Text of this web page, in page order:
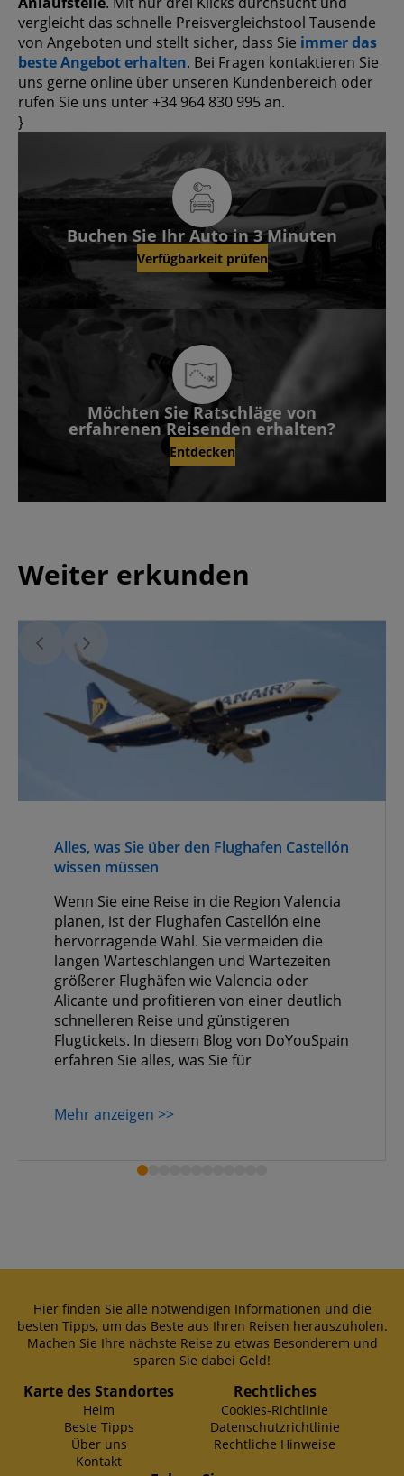
vergleicht das schnelle Preisvergleichstool Tausende
von Angeboten und stellt sicher, dass Sie immer das
beste Angebot erhalten. Bei Fragen kontaktieren Sie
uns gerne online über unseren Kundenbereich oder
rufen Sie uns unter +34 964 830 995 an.
}
Buchen Sie Ihr Auto in 3 Minuten
Verfügbarkeit prüfen
Möchten Sie Ratschläge von
erfahrenen Reisenden erhalten?
Entdecken
Weiter erkunden
Alles, was Sie über den Flughafen Castellón
wissen müssen
Wenn Sie eine Reise in die Region Valencia
planen, ist der Flughafen Castellón eine
hervorragende Wahl. Sie vermeiden die
langen Warteschlangen und Wartezeiten
größerer Flughäfen wie Valencia oder
Alicante und profitieren von einer deutlich
schnelleren Reise und günstigeren
Flugtickets. In diesem Blog von DoYouSpain
erfahren Sie alles, was Sie für
Mehr anzeigen >>
Hier finden Sie alle notwendigen Informationen und die
besten Tipps, um das Beste aus Ihren Reisen herauszuholen.
Machen Sie Ihre nächste Reise zu etwas Besonderem und
sparen Sie dabei Geld!
Karte des Standortes
Heim
Beste Tipps
Über uns
Kontakt
Rechtliches
Cookies-Richtlinie
Datenschutzrichtlinie
Rechtliche Hinweise